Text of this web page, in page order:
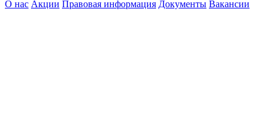
О нас Акции Правовая информация Документы Вакансии